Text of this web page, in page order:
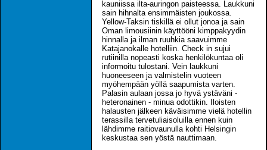
kauniissa ilta-auringon paisteessa. Laukkuni
sain hihnalta ensimmäisten joukossa.
Yellow-Taksin tiskillä ei ollut jonoa ja sain
Oman limousiinin käyttööni kimppakyydin
hinnalla ja ilman ruuhkia saavuimme
Katajanokalle hotelliin. Check in sujui
rutiinilla nopeasti koska henkilökuntaa oli
informoitu tulostani. Vein laukkuni
huoneeseen ja valmistelin vuoteen
myöhempään yöllä saapumista varten.
Palasin aulaan jossa jo hyvä ystäväni -
heteronainen - minua odottikin. Iloisten
halausten jälkeen käväisimme vielä hotellin
terassilla tervetuliaisoluilla ennen kuin
lähdimme raitiovaunulla kohti Helsingin
keskustaa sen yöstä nauttimaan.